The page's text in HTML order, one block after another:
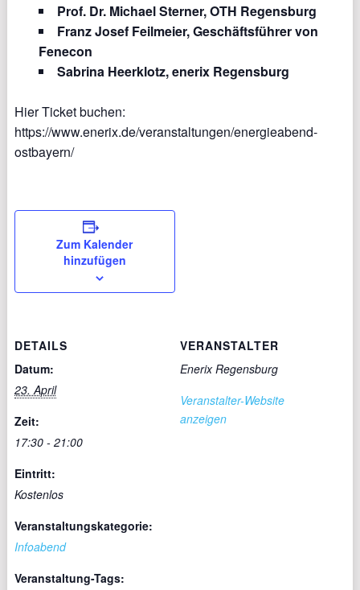
Prof. Dr. Michael Sterner, OTH Regensburg
Franz Josef Feilmeier, Geschäftsführer von
Fenecon
Sabrina Heerklotz, enerix Regensburg
Hier Ticket buchen:
https://www.enerix.de/veranstaltungen/energieabend-
ostbayern/
Zum Kalender
hinzufügen
DETAILS
Datum:
23. April
Zeit:
17:30 - 21:00
Eintritt:
Kostenlos
Veranstaltungskategorie:
Infoabend
Veranstaltung-Tags:
VERANSTALTER
Enerix Regensburg
Veranstalter-Website
anzeigen